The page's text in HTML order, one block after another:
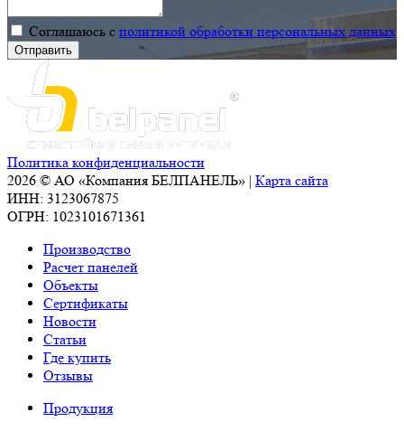
строительной
выставки
Соглашаюсь с политикой обработки персональных данных
Политика конфиденциальности
2026 © АО «Компания БЕЛПАНЕЛЬ» | Карта сайта
ИНН: 3123067875
ОГРН: 1023101671361
Производство
Расчет панелей
Объекты
Сертификаты
Новости
Статьи
Где купить
Отзывы
Продукция